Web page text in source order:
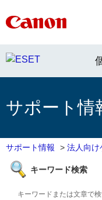
サポート
サポート情報 > 法人向け
キーワード検索
キーワードまたは文章で